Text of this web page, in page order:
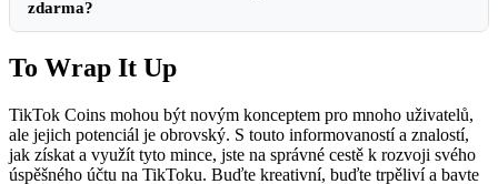
zdarma?
To Wrap It Up
TikTok Coins mohou být novým konceptem pro mnoho uživatelů,
ale jejich potenciál je obrovský. S touto informovaností a znalostí,
jak získat a využít tyto mince, jste na správné cestě k rozvoji svého
úspěšného účtu na TikToku. Buďte kreativní, buďte trpěliví a bavte